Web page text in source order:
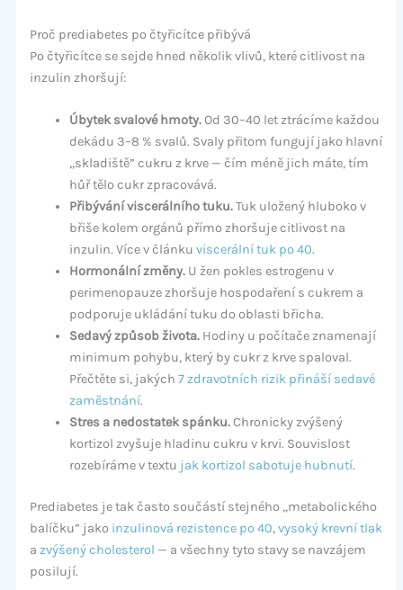
Proč prediabetes po čtyřicítce přibývá
Po čtyřicítce se sejde hned několik vlivů, které citlivost na
inzulin zhoršují:
Úbytek svalové hmoty.Od 30–40 let ztrácíme každou
dekádu 3–8 % svalů. Svaly přitom fungují jako hlavní
„skladiště” cukru z krve — čím méně jich máte, tím
hůř tělo cukr zpracovává.
Přibývání viscerálního tuku.Tuk uložený hluboko v
břiše kolem orgánů přímo zhoršuje citlivost na
inzulin. Více v článku viscerální tuk po 40.
Hormonální změny.U žen pokles estrogenu v
perimenopauze zhoršuje hospodaření s cukrem a
podporuje ukládání tuku do oblasti břicha.
Sedavý způsob života.Hodiny u počítače znamenají
minimum pohybu, který by cukr z krve spaloval.
Přečtěte si, jakých 7 zdravotních rizik přináší sedavé
zaměstnání.
Stres a nedostatek spánku.Chronicky zvýšený
kortizol zvyšuje hladinu cukru v krvi. Souvislost
rozebíráme v textu jak kortizol sabotuje hubnutí.
Prediabetes je tak často součástí stejného „metabolického
balíčku” jako inzulinová rezistence po 40,vysoký krevní tlak
a zvýšený cholesterol — a všechny tyto stavy se navzájem
posilují.